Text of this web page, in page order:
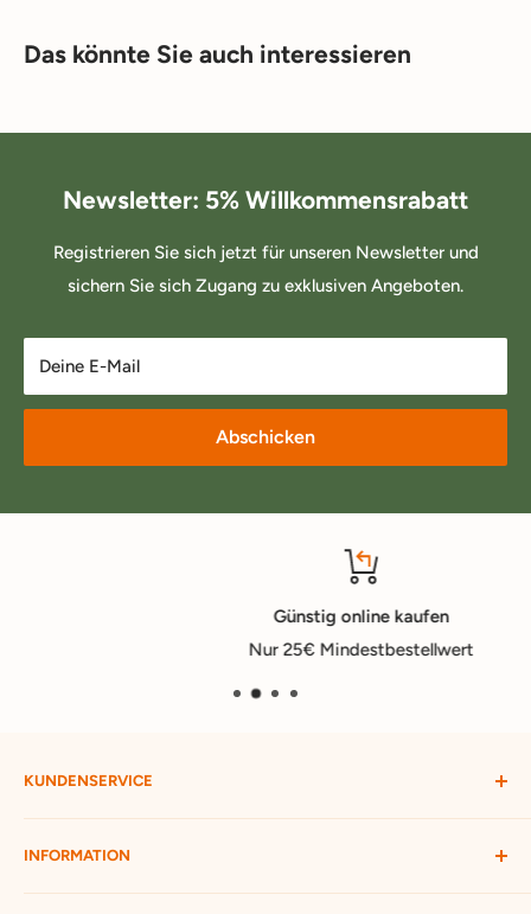
Das könnte Sie auch interessieren
Newsletter: 5% Willkommensrabatt
Registrieren Sie sich jetzt für unseren Newsletter und
sichern Sie sich Zugang zu exklusiven Angeboten.
Deine E-Mail
Abschicken
Günstig online kaufen
Nur 25€ Mindestbestellwert
KUNDENSERVICE
Mein Konto
Widerruf starten
Bestellung verfolgen
INFORMATION
Versandbedingungen